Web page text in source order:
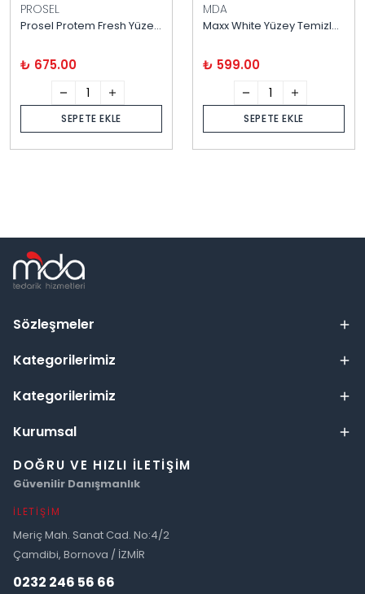
PROSEL
Prosel Protem Fresh Yüzey Temizleyici 20 kg
₺ 675.00
SEPETE EKLE
MDA
Maxx White Yüzey Temizleyici 20 kg
₺ 599.00
SEPETE EKLE
Sözleşmeler
Kategorilerimiz
Kategorilerimiz
Kurumsal
DOĞRU VE HIZLI İLETIŞIM
Güvenilir Danışmanlık
İLETIŞIM
Meriç Mah. Sanat Cad. No:4/2
Çamdibi, Bornova / İZMİR
0232 246 56 66